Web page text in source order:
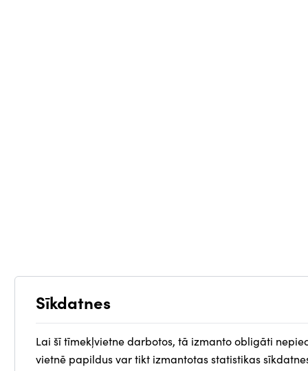
Sīkdatnes
Lai šī tīmekļvietne darbotos, tā izmanto obligāti
vietnē papildus var tikt izmantotas statistikas